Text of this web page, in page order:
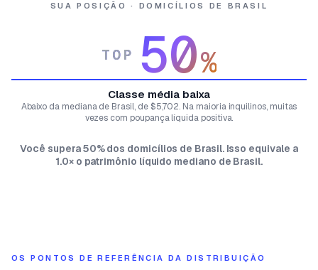
SUA POSIÇÃO · DOMICÍLIOS DE BRASIL
TOP 50%
Classe média baixa
Abaixo da mediana de Brasil, de $5,702. Na maioria inquilinos, muitas
vezes com poupança líquida positiva.
Você supera 50% dos domicílios de Brasil. Isso equivale a
1.0× o patrimônio líquido mediano de Brasil.
OS PONTOS DE REFERÊNCIA DA DISTRIBUIÇÃO